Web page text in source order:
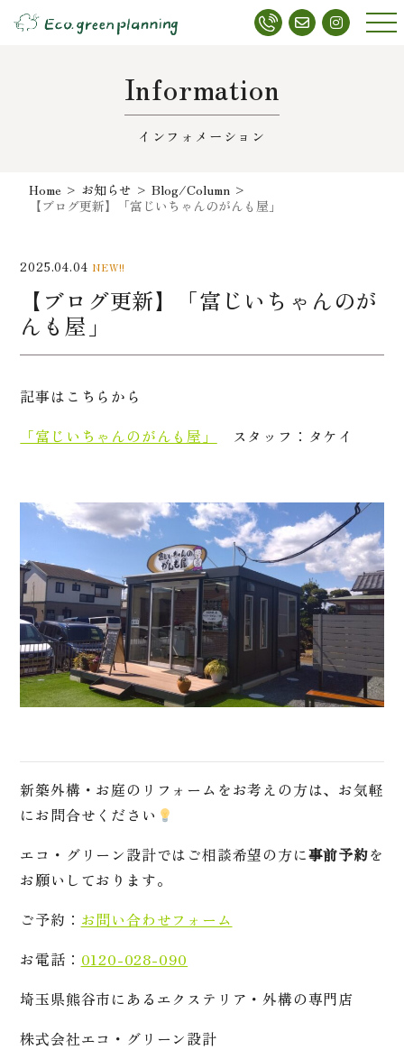
メニ
Information
インフォメーション
Home > お知らせ >Blog/Column >
【ブログ更新】「富じいちゃんのがんも屋」
2025.04.04 NEW!!
【ブログ更新】「富じいちゃんのが
んも屋」
記事はこちらから
「富じいちゃんのがんも屋」
スタッフ：タケイ
新築外構・お庭のリフォームをお考えの方は、お気軽
にお問合せください
エコ・グリーン設計ではご相談希望の方に事前予約を
お願いしております。
ご予約： お問い合わせフォーム
お電話： 0120-028-090
埼玉県熊谷市にあるエクステリア・外構の専門店
株式会社エコ・グリーン設計